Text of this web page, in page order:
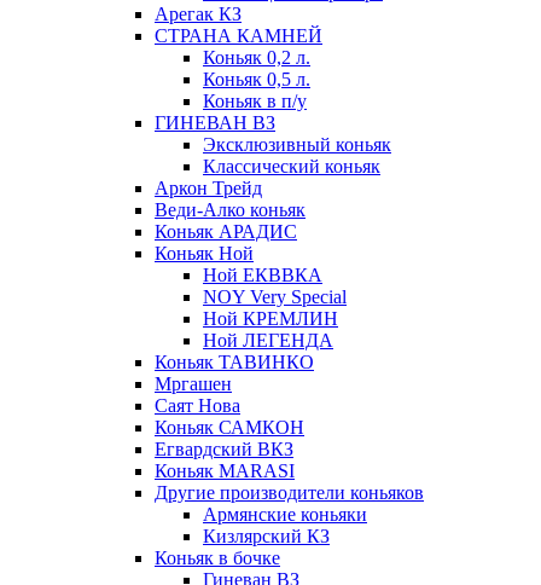
Арегак КЗ
СТРАНА КАМНЕЙ
Коньяк 0,2 л.
Коньяк 0,5 л.
Коньяк в п/у
ГИНЕВАН ВЗ
Эксклюзивный коньяк
Классический коньяк
Аркон Трейд
Веди-Алко коньяк
Коньяк АРАДИС
Коньяк Ной
Ной ЕКВВКА
NOY Very Special
Ной КРЕМЛИН
Ной ЛЕГЕНДА
Коньяк ТАВИНКО
Мргашен
Саят Нова
Коньяк САМКОН
Егвардский ВКЗ
Коньяк MARASI
Другие производители коньяков
Армянские коньяки
Кизлярский КЗ
Коньяк в бочке
Гиневан ВЗ